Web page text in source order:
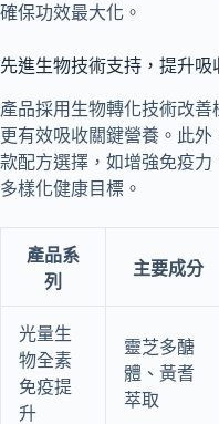
確保功效最大化。
先進生物技術支持，提升吸
產品採用生物轉化技術改
更有效吸收關鍵營養。此
款配方選擇，如增強免疫
多樣化健康目標。
產品系
列
主要成分
光量生
物全素
免疫提
升
靈芝多醣
體、黃耆
萃取